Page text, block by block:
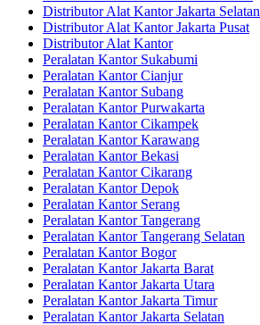
Distributor Alat Kantor Jakarta Selatan
Distributor Alat Kantor Jakarta Pusat
Distributor Alat Kantor
Peralatan Kantor Sukabumi
Peralatan Kantor Cianjur
Peralatan Kantor Subang
Peralatan Kantor Purwakarta
Peralatan Kantor Cikampek
Peralatan Kantor Karawang
Peralatan Kantor Bekasi
Peralatan Kantor Cikarang
Peralatan Kantor Depok
Peralatan Kantor Serang
Peralatan Kantor Tangerang
Peralatan Kantor Tangerang Selatan
Peralatan Kantor Bogor
Peralatan Kantor Jakarta Barat
Peralatan Kantor Jakarta Utara
Peralatan Kantor Jakarta Timur
Peralatan Kantor Jakarta Selatan